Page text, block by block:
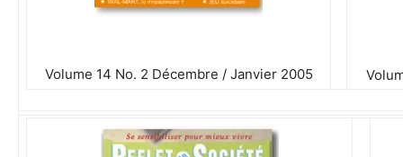
Volume 14 No. 2 Décembre / Janvier 2005